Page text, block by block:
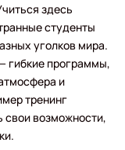
здесь
студенты
уголков мира.
гибкие программы,
и
тренинг
свои возможности,